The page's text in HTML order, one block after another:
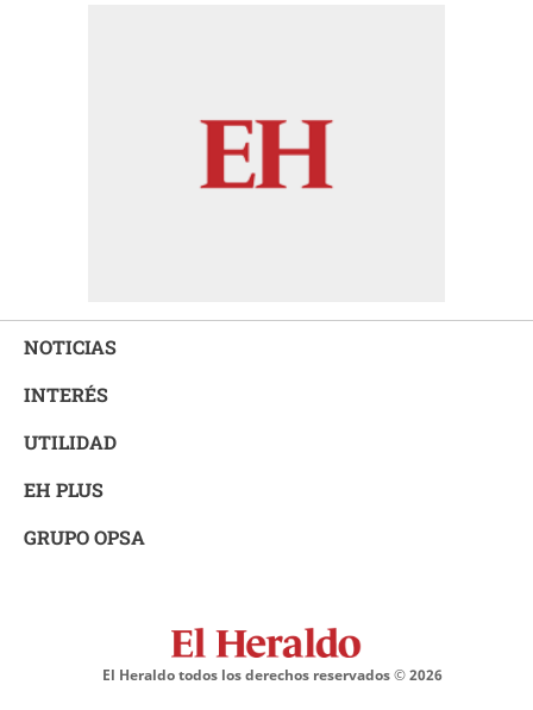
NOTICIAS
INTERÉS
UTILIDAD
EH PLUS
GRUPO OPSA
El Heraldo todos los derechos reservados ©2026